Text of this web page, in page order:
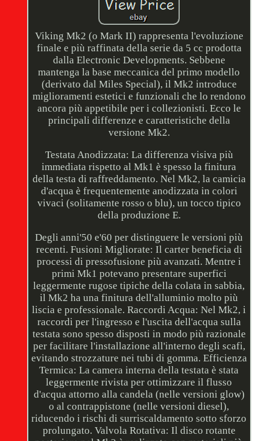
Viking Mk2 (o Mark II) rappresenta l'evoluzione
finale e più raffinata della serie da 5 cc prodotta
dalla Electronic Developments. Sebbene
mantenga la base meccanica del primo modello
(derivato dal Miles Special), il Mk2 introduce
miglioramenti estetici e funzionali che lo rendono
ancora più appetibile per i collezionisti. Ecco le
principali differenze e caratteristiche della
versione Mk2.
Testata Anodizzata: La differenza visiva più
immediata rispetto al Mk1 è spesso la finitura
della testa di raffreddamento. Nel Mk2, la camicia
d'acqua è frequentemente anodizzata in colori
vivaci (solitamente rosso o blu), un tocco tipico
della produzione E.
Degli anni'50 e'60 per distinguere le versioni più
recenti. Fusioni Migliorate: Il carter beneficia di
processi di pressofusione più avanzati. Mentre i
primi Mk1 potevano presentare superfici
leggermente rugose tipiche della colata in sabbia,
il Mk2 ha una finitura dell'alluminio molto più
liscia e professionale. Raccordi Acqua: Nel Mk2, i
raccordi per l'ingresso e l'uscita dell'acqua sulla
testata sono spesso disposti in modo più razionale
per facilitare l'installazione all'interno degli scafi,
evitando strozzature nei tubi di gomma. Efficienza
Termica: La camera interna della testata è stata
leggermente rivista per ottimizzare il flusso
d'acqua attorno alla candela (nelle versioni glow)
o al contrappistone (nelle versioni diesel),
riducendo i rischi di surriscaldamento sotto sforzo
prolungato. Valvola Rotativa: Il disco rotante